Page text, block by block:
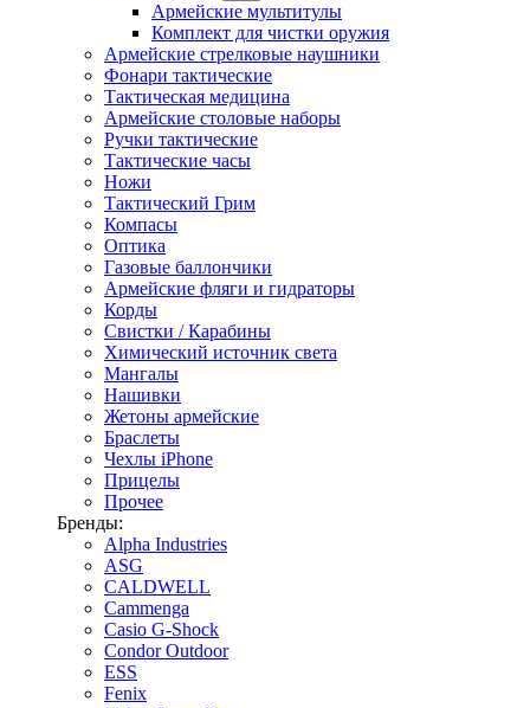
Армейские мультитулы
Комплект для чистки оружия
Армейские стрелковые наушники
Фонари тактические
Тактическая медицина
Армейские столовые наборы
Ручки тактические
Тактические часы
Ножи
Тактический Грим
Компасы
Оптика
Газовые баллончики
Армейские фляги и гидраторы
Корды
Свистки / Карабины
Химический источник света
Мангалы
Нашивки
Жетоны армейские
Браслеты
Чехлы iPhone
Прицелы
Прочее
Бренды:
Alpha Industries
ASG
CALDWELL
Cammenga
Casio G-Shock
Condor Outdoor
ESS
Fenix